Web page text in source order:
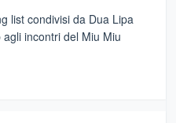
list condivisi da Dua Lipa
incontri del Miu Miu